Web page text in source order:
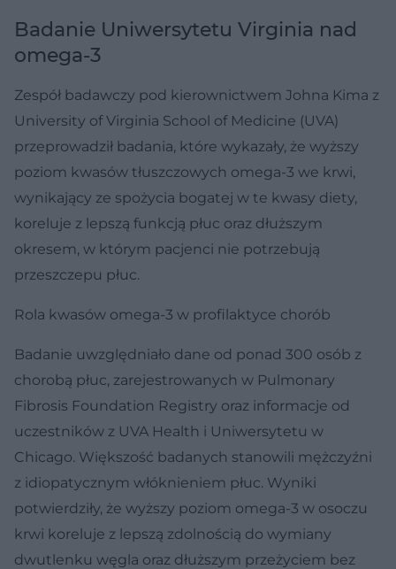
Badanie Uniwersytetu Virginia nad
omega-3
Zespół badawczy pod kierownictwem Johna Kima z
University of Virginia School of Medicine (UVA)
przeprowadził badania, które wykazały, że wyższy
poziom kwasów tłuszczowych omega-3 we krwi,
wynikający ze spożycia bogatej w te kwasy diety,
koreluje z lepszą funkcją płuc oraz dłuższym
okresem, w którym pacjenci nie potrzebują
przeszczepu płuc.
Rola kwasów omega-3 w profilaktyce chorób
Badanie uwzględniało dane od ponad 300 osób z
chorobą płuc, zarejestrowanych w Pulmonary
Fibrosis Foundation Registry oraz informacje od
uczestników z UVA Health i Uniwersytetu w
Chicago. Większość badanych stanowili mężczyźni
z idiopatycznym włóknieniem płuc. Wyniki
potwierdziły, że wyższy poziom omega-3 w osoczu
krwi koreluje z lepszą zdolnością do wymiany
dwutlenku węgla oraz dłuższym przeżyciem bez